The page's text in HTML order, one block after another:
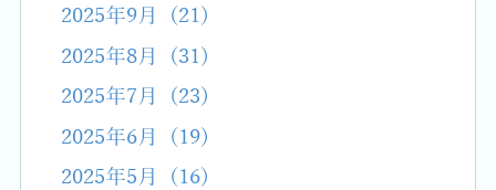
2025年9月 (21)
2025年8月 (31)
2025年7月 (23)
2025年6月 (19)
2025年5月 (16)